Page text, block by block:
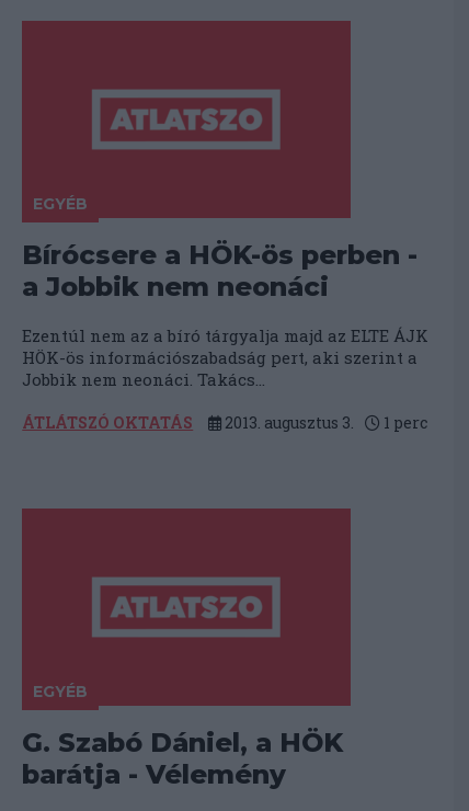
EGYÉB
Bírócsere a HÖK-ös perben -
a Jobbik nem neonáci
Ezentúl nem az a bíró tárgyalja majd az ELTE ÁJK
HÖK-ös információszabadság pert, aki szerint a
Jobbik nem neonáci. Takács...
ÁTLÁTSZÓ OKTATÁS 2013. augusztus 3. 1 perc
EGYÉB
G. Szabó Dániel, a HÖK
barátja - Vélemény